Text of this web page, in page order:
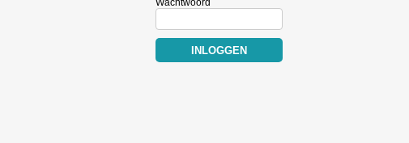
Wachtwoord